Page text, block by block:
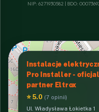
NIP: 6271930582 | BDO:
Instalacje
Pro Installer -
partner Eltrox
⭐ 5.0 (7 opinii)
Ul. Władysława Łokietka 1